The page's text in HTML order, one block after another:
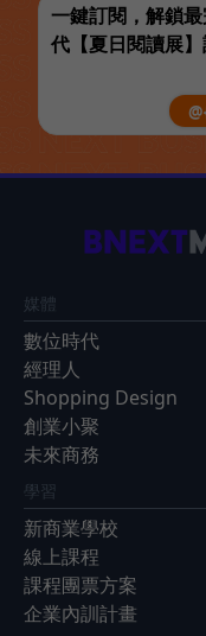
一鍵訂閱，解鎖
代【夏日閱讀展
媒體
數位時代
經理人
Shopping Design
創業小聚
未來商務
學習
新商業學校
線上課程
課程團票方案
企業內訓計畫